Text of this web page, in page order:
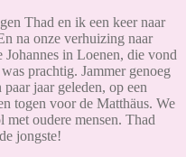
Thad en ik een keer naar
na onze verhuizing naar
in Loenen, die vond
prachtig. Jammer genoeg
jaar geleden, op een
togen voor de Matthäus. We
oudere mensen. Thad
jongste!